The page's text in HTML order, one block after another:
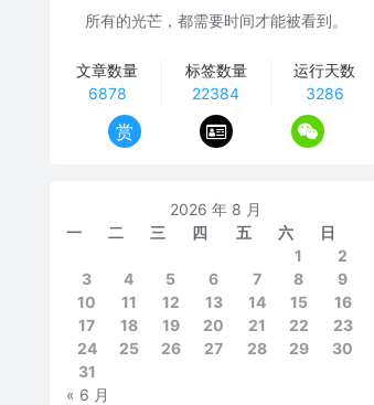
所有的光芒，都需要时间才能被看到。
文章数量
6878
标签数量
22384
运行天数
3286
赏
2026 年 8 月
一
二 三 四 五 六
日
1
2
3
4 5 6 7 8
9
10
11 12 13 14 15
16
17
18 19 20 21 22
23
24
25 26 27 28 29
30
31
« 6 月